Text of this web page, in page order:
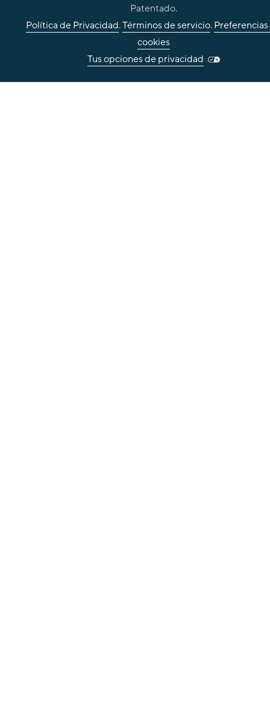
Patentado.
Política de Privacidad.Términos de servicio.
cookies
Tus opciones de privacidad